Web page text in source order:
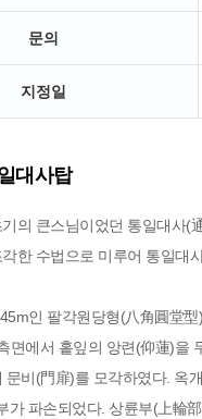
문의
지정일
대사탑
의 큰스님이었던 통일대사(
한 수법으로 미루어 통일대
인 팔각원당형(八角圓堂
면에서 홑잎의 앙련(仰蓮)을
문비(門扉)를 모각하였다. 옥
가 파손되었다. 상륜부(上輪